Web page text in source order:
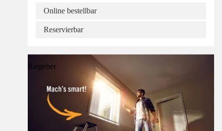
Online bestellbar
Reservierbar
Ratgeber